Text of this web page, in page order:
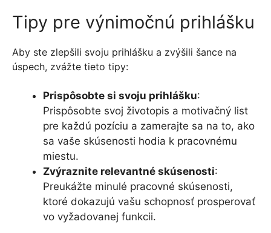
Tipy pre výnimočnú prihlášku
Aby ste zlepšili svoju prihlášku a zvýšili šance na
úspech, zvážte tieto tipy:
Prispôsobte si svoju prihlášku:
Prispôsobte svoj životopis a motivačný list
pre každú pozíciu a zamerajte sa na to, ako
sa vaše skúsenosti hodia k pracovnému
miestu.
Zvýraznite relevantné skúsenosti:
Preukážte minulé pracovné skúsenosti,
ktoré dokazujú vašu schopnosť prosperovať
vo vyžadovanej funkcii.